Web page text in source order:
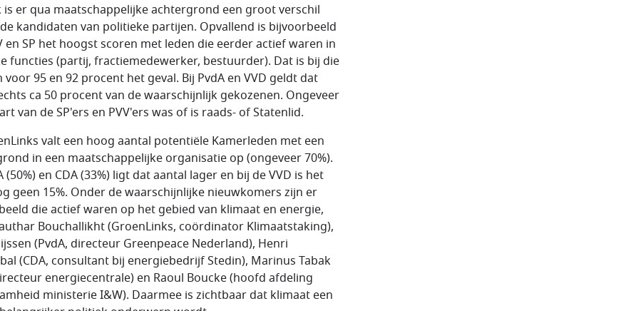
is er qua maatschappelijke achtergrond een groot verschil
kandidaten van politieke partijen. Opvallend is bijvoorbeeld
en SP het hoogst scoren met leden die eerder actief waren in
functies (partij, fractiemedewerker, bestuurder). Dat is bij die
voor 95 en 92 procent het geval. Bij PvdA en VVD geldt dat
ca 50 procent van de waarschijnlijk gekozenen. Ongeveer
van de SP'ers en PVV'ers was of is raads- of Statenlid.
valt een hoog aantal potentiële Kamerleden met een
in een maatschappelijke organisatie op (ongeveer 70%).
(50%) en CDA (33%) ligt dat aantal lager en bij de VVD is het
geen 15%. Onder de waarschijnlijke nieuwkomers zijn er
die actief waren op het gebied van klimaat en energie,
Bouchallikht (GroenLinks, coördinator Klimaatstaking),
(PvdA, directeur Greenpeace Nederland), Henri
(CDA, consultant bij energiebedrijf Stedin), Marinus Tabak
energiecentrale) en Raoul Boucke (hoofd afdeling
ministerie I&W). Daarmee is zichtbaar dat klimaat een